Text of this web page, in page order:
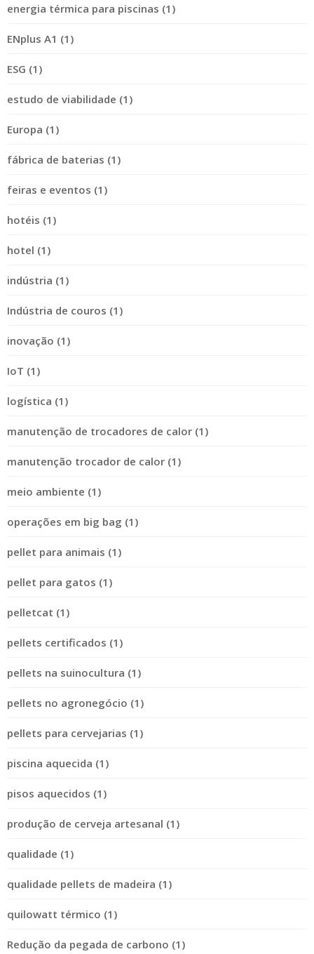
energia térmica para piscinas (1)
ENplus A1 (1)
ESG (1)
estudo de viabilidade (1)
Europa (1)
fábrica de baterias (1)
feiras e eventos (1)
hotéis (1)
hotel (1)
indústria (1)
Indústria de couros (1)
inovação (1)
IoT (1)
logística (1)
manutenção de trocadores de calor (1)
manutenção trocador de calor (1)
meio ambiente (1)
operações em big bag (1)
pellet para animais (1)
pellet para gatos (1)
pelletcat (1)
pellets certificados (1)
pellets na suinocultura (1)
pellets no agronegócio (1)
pellets para cervejarias (1)
piscina aquecida (1)
pisos aquecidos (1)
produção de cerveja artesanal (1)
qualidade (1)
qualidade pellets de madeira (1)
quilowatt térmico (1)
Redução da pegada de carbono (1)